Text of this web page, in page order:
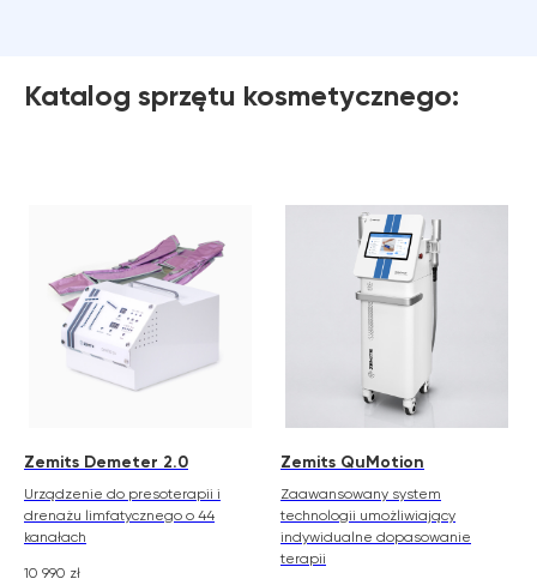
Katalog sprzętu kosmetycznego:
Zemits Demeter 2.0
Urządzenie do presoterapii i
drenażu limfatycznego o 44
kanałach
10 990 zł
Zemits QuMotion
Zaawansowany system
technologii umożliwiający
indywidualne dopasowanie
terapii